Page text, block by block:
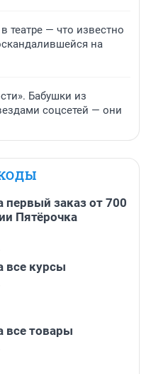
театре — что известно
на
Бабушки из
соцсетей — они
первый заказ от 700
Пятёрочка
все курсы
все товары